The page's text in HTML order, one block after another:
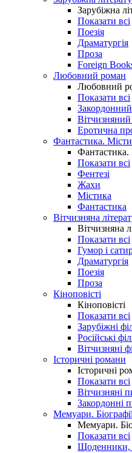
Зарубіжна
Показати всі
Поезія
Драматургія
Проза
Foreign
Любовний роман
Любовний
Показати всі
Еротична
Фантастика.
Фантастика.
Показати всі
Фентезі
Жахи
Містика
Фантастика
Вітчизняна
Вітчизняна
Показати всі
Гумор і
Драматургія
Поезія
Проза
Кіноповісті
Кіноповісті
Показати всі
Зарубіжні
Російські
Вітчизняні
Історичні романи
Історичні
Показати всі
Вітчизняні
Закордонні
Мемуари.
Мемуари.
Показати всі
Щоденники,